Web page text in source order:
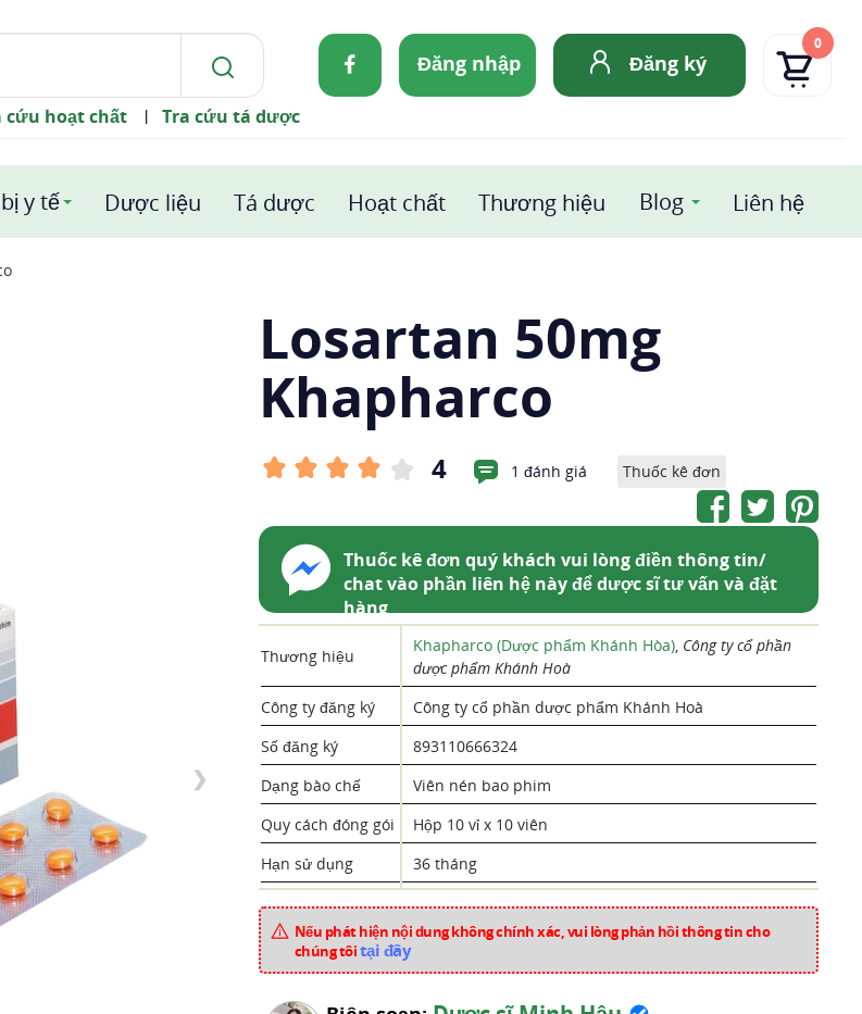
Đăng nhập Đăng ký
0
cứu hoạt chất | Tra cứu tá dược
y tế Dược liệu Tá dược Hoạt chất Thương hiệu Blog Liên hệ
❯
Losartan 50mg
Khapharco
4 1 đánh giá Thuốc kê đơn
Thuốc kê đơn quý khách vui lòng điền thông tin/
chat vào phần liên hệ này để dược sĩ tư vấn và đặt
hàng
Thương hiệu
Khapharco (Dược phẩm Khánh Hòa), Công ty cổ phần
dược phẩm Khánh Hoà
Công ty đăng ký
Công ty cổ phần dược phẩm Khánh Hoà
Số đăng ký
893110666324
Dạng bào chế
Viên nén bao phim
Quy cách đóng gói
Hộp 10 vỉ x 10 viên
Hạn sử dụng
36 tháng
Hoạt chất
Losartan
Xuất xứ
Việt Nam
Mã sản phẩm
thom608
Nếu phát hiện nội dung không chính xác, vui lòng phản hồi thông tin cho
chúng tôitại đây